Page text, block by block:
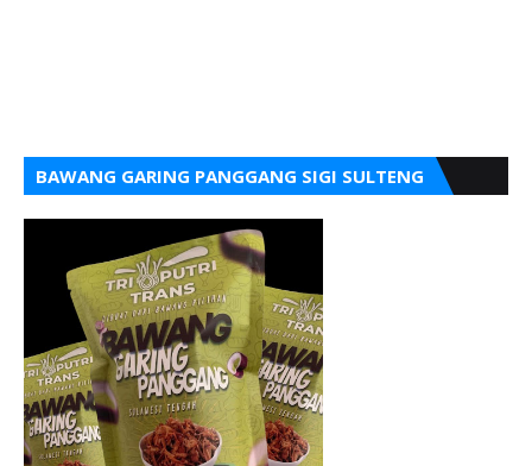
BAWANG GARING PANGGANG SIGI SULTENG